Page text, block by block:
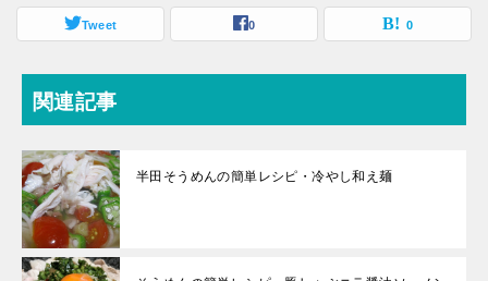
Tweet 0 0
関連記事
半田そうめんの簡単レシピ・冷やし和え麺